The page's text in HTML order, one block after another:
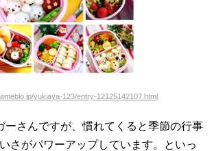
ameblo.jp/yukiaya-123/entry-12125142107.html
ーさんですが、慣れてくると季節の行事
さがパワーアップしています。といっ